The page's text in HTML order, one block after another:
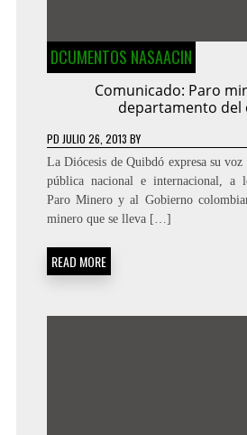
DCUMENTOS NASAACIN
Comunicado: Paro
departamento del
PD JULIO 26, 2013 BY
La Diócesis de Quibdó expresa su
pública nacional e internacional, a
Paro Minero y al Gobierno
minero que se lleva […]
READ MORE